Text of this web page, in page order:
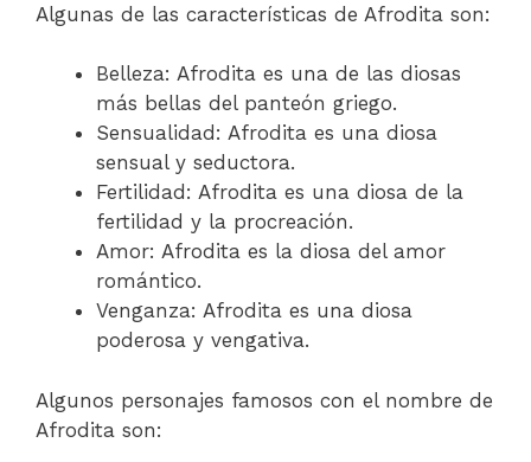
Algunas de las características de Afrodita son:
Belleza: Afrodita es una de las diosas
más bellas del panteón griego.
Sensualidad: Afrodita es una diosa
sensual y seductora.
Fertilidad: Afrodita es una diosa de la
fertilidad y la procreación.
Amor: Afrodita es la diosa del amor
romántico.
Venganza: Afrodita es una diosa
poderosa y vengativa.
Algunos personajes famosos con el nombre de
Afrodita son: